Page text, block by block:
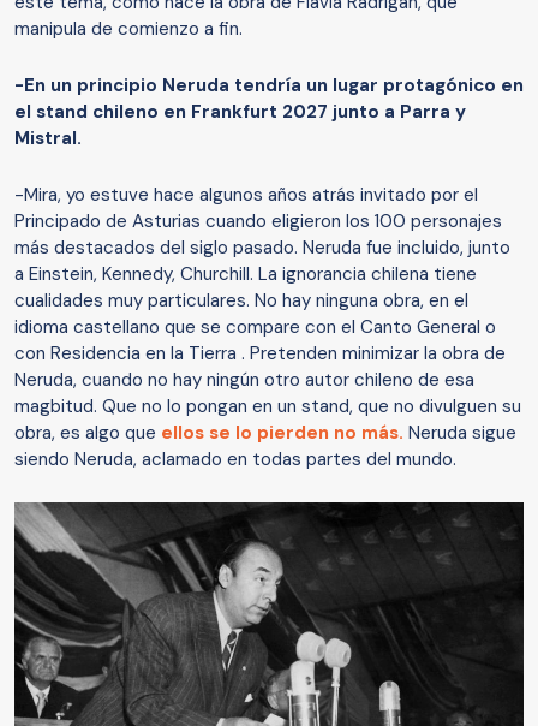
manipula de comienzo a fin.
-En un principio Neruda tendría un lugar protagónico en
el stand chileno en Frankfurt 2027 junto a Parra y
Mistral.
-Mira, yo estuve hace algunos años atrás invitado por el
Principado de Asturias cuando eligieron los 100 personajes
más destacados del siglo pasado. Neruda fue incluido, junto
a Einstein, Kennedy, Churchill. La ignorancia chilena tiene
cualidades muy particulares. No hay ninguna obra, en el
idioma castellano que se compare con el Canto General o
con Residencia en la Tierra . Pretenden minimizar la obra de
Neruda, cuando no hay ningún otro autor chileno de esa
magbitud. Que no lo pongan en un stand, que no divulguen su
obra, es algo que ellos se lo pierden no más. Neruda sigue
siendo Neruda, aclamado en todas partes del mundo.